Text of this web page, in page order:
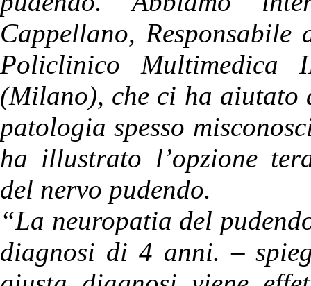
Cappellano,
Policlinico Multimedica
(Milano), che ci ha aiutato
patologia spesso
ha illustrato l’opzione
del nervo pudendo.
“La neuropatia del
diagnosi di 4 anni. –